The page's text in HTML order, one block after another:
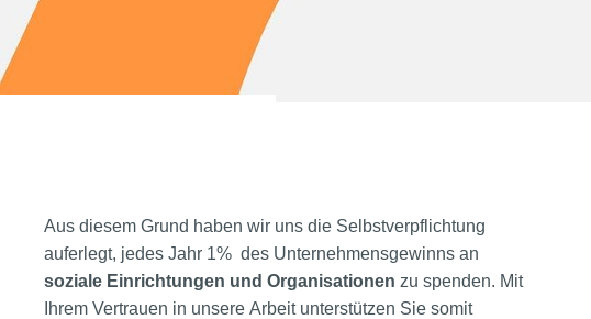
Aus diesem Grund haben wir uns die Selbstverpflichtung
auferlegt, jedes Jahr 1% des Unternehmensgewinns an
soziale Einrichtungen und Organisationen zu spenden. Mit
Ihrem Vertrauen in unsere Arbeit unterstützen Sie somit